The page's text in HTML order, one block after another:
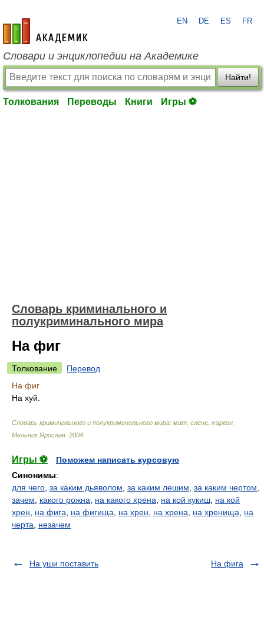
academic.ru
EN DE ES FR
Словари и энциклопедии на Академике
Найти!
Толкования Переводы Книги Игры ⚽
Словарь криминального и
полукриминального мира
На фиг
Толкование
Перевод
На фиг
На хуй.
Словарь криминального и полукриминального мира: мат, сленг, жаргон
Мельник Ярослав 2004
Игры ⚽
Поможем написать курсовую
Синонимы:
для чего за каким дьяволом за каким лешим за каким чертом
зачем
какого рожна на какого хрена на кой кукиш на кой
хрен
на фига на фигища на хрен на хрена на хренища
на
черта
незачем
На уши поставить На фига